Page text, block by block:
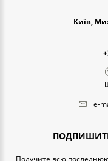
Київ,
e-
Получите всю